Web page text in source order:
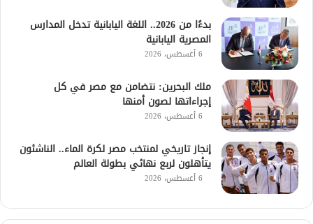
بدءًا من 2026.. اللغة اليابانية تدخل المدارس
المصرية اليابانية
6 أغسطس، 2026
ملك البحرين: نتضامن مع مصر في كل
إجراءاتها لصون أمنها
6 أغسطس، 2026
إنجاز تاريخي لمنتخب مصر لكرة الماء.. الناشئون
يتأهلون لربع نهائي بطولة العالم
6 أغسطس، 2026